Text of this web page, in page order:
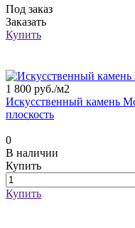
Под заказ
Заказать
Купить
1 800 руб./м2
Искусственный камень
плоскость
0
В наличии
Купить
Купить